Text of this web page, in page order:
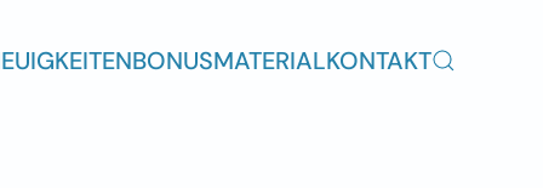
BONUSMATERIALKONTAKT